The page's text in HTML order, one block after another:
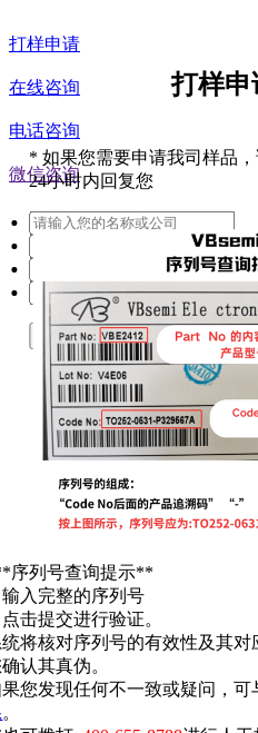
打样申请
在线咨询
电话咨询
微信咨询
打样申
* 如果您需要申请我司样品
24小时内回复您
提交
序列号查询提示**
输入完整的序列号
点击提交进行验证。
将核对序列号的有效性及其对
认其真伪。
您发现任何不一致或疑问，
。